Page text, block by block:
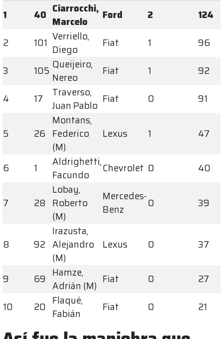
1
40 Ciarrocchi,
Marcelo
Ford 2
124
2
101 Verriello,
Diego
Fiat 1
96
3
105 Queijeiro,
Nereo
Fiat 1
92
4
17
Traverso,
Juan Pablo Fiat 0 91
5 26
Montans,
Federico
(M)
Lexus 1 47
6 1
Aldrighetti,
Facundo
Chevrolet 0 40
7 28
Lobay,
Roberto
(M)
Mercedes-
Benz
0 39
8 92
Irazusta,
Alejandro
(M)
Lexus 0 37
9 69 Hamze,
Adrián (M) Fiat 0
27
10
20 Flaqué,
Fabián
Fiat 0 21